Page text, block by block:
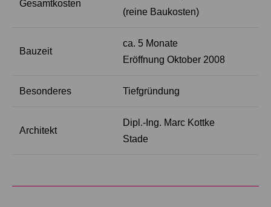
Gesamtkosten
(reine Baukosten)
Bauzeit
ca. 5 Monate
Eröffnung Oktober 2008
Besonderes Tiefgründung
Architekt
Dipl.-Ing. Marc Kottke
Stade